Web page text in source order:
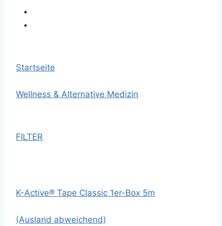
Startseite
Wellness & Alternative Medizin
FILTER
K-Active® Tape Classic 1er-Box 5m
(Ausland abweichend)